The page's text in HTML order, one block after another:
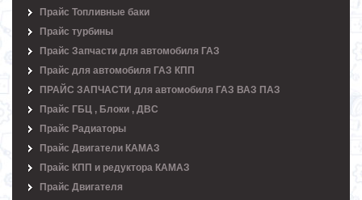
Прайс Топливные баки
Прайс турбины
Прайс Запчасти для автомобиля ГАЗ
Прайс для автомобиля ГАЗ КПП
ПРАЙС ЗАПЧАСТИ для автомобиля ГАЗ ВАЗ ПАЗ
Прайс ГБЦ , Блоки , ДВС
Прайс Радиаторы
Прайс Двигатели КАМАЗ
Прайс КПП и редуктора КАМАЗ
Прайс Двигателя